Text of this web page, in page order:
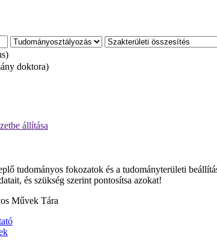
doktora)
állítása
tudományos fokozatok és a tudományterületi
és szükség szerint pontosítsa azokat!
Művek Tára